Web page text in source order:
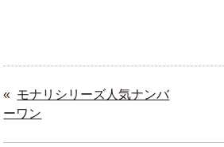
« モナリシリーズ人気ナンバ
ーワン